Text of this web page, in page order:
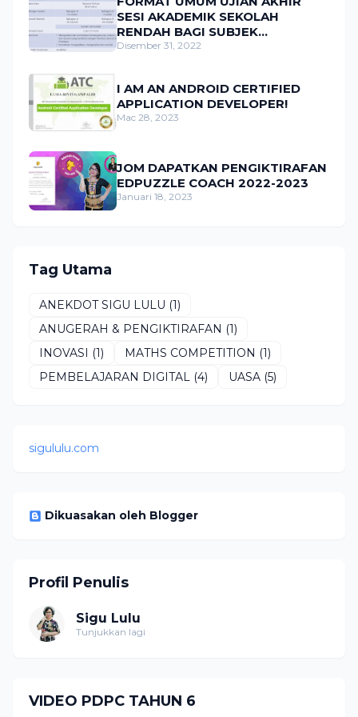
SESI AKADEMIK SEKOLAH
RENDAH BAGI SUBJEK
MATEMATIK
Disember 31, 2022
I AM AN ANDROID CERTIFIED
APPLICATION DEVELOPER!
Mac 28, 2023
JOM DAPATKAN PENGIKTIRAFAN
EDPUZZLE COACH 2022-2023
Januari 18, 2023
Tag Utama
ANEKDOT SIGU LULU (1)
ANUGERAH & PENGIKTIRAFAN (1)
INOVASI (1) MATHS COMPETITION (1)
PEMBELAJARAN DIGITAL
(4) UASA (5)
sigululu.com
Dikuasakan oleh Blogger
Profil Penulis
Sigu Lulu
Tunjukkan lagi
VIDEO PDPC TAHUN 6